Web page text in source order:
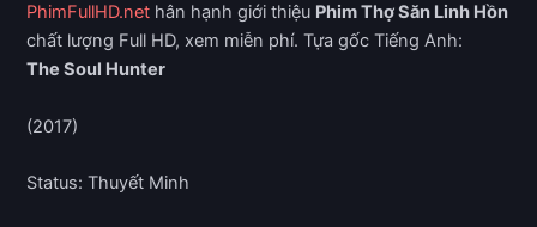
PhimFullHD.net hân hạnh giới thiệu Phim Thợ Săn Linh Hồn
chất lượng Full HD, xem miễn phí. Tựa gốc Tiếng Anh:
The Soul Hunter
(2017)
Status: Thuyết Minh